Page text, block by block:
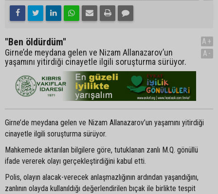
"Ben öldürdüm"
Girne’de meydana gelen ve Nizam Allanazarov’un
yaşamını yitirdiği cinayetle ilgili soruşturma sürüyor.
A+
A-
Girne’de meydana gelen ve Nizam Allanazarov’un yaşamını yitirdiği
cinayetle ilgili soruşturma sürüyor.
Mahkemede aktarılan bilgilere göre, tutuklanan zanlı M.Q. gönüllü
ifade vererek olayı gerçekleştirdiğini kabul etti.
Polis, olayın alacak-verecek anlaşmazlığının ardından yaşandığını,
zanlının olayda kullanıldığı değerlendirilen bıçak ile birlikte tespit